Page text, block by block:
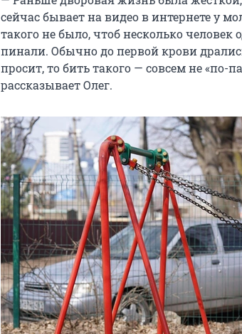
сейчас бывает на видео в интернете у
такого не было, чтоб несколько
пинали. Обычно до первой крови
просит, то бить такого — совсем не «по-
рассказывает Олег.